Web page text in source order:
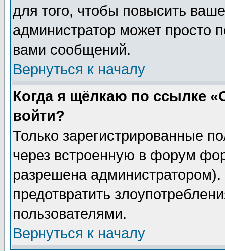
для того, чтобы повысить
администратор может просто
вами сообщений.
Вернуться к началу
Когда я щёлкаю по ссылке
войти?
Только зарегистрированные
через встроенную в форум
разрешена
предотвратить
пользователями.
Вернуться к началу